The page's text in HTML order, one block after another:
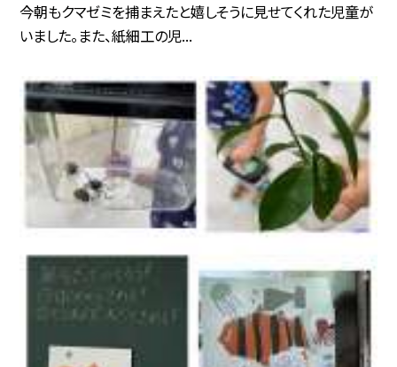
今朝もクマゼミを捕まえたと嬉しそうに見せてくれた児童が
いました。また、紙細工の児...